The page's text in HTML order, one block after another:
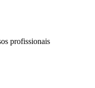
profissionais